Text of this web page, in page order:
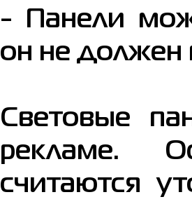
- Панели
он не должен
Световые
рекламе.
считаются